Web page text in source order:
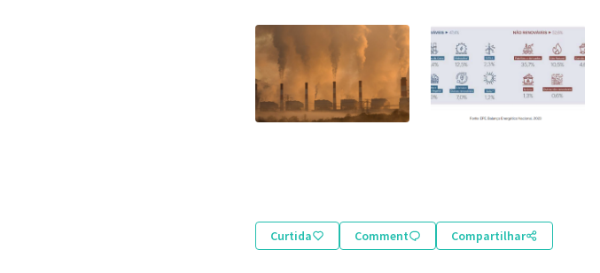
Curtida Comment Compartilhar